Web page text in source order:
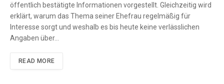
öffentlich bestätigte Informationen vorgestellt. Gleichzeitig wird
erklärt, warum das Thema seiner Ehefrau regelmäßig für
Interesse sorgt und weshalb es bis heute keine verlässlichen
Angaben über…
READ MORE